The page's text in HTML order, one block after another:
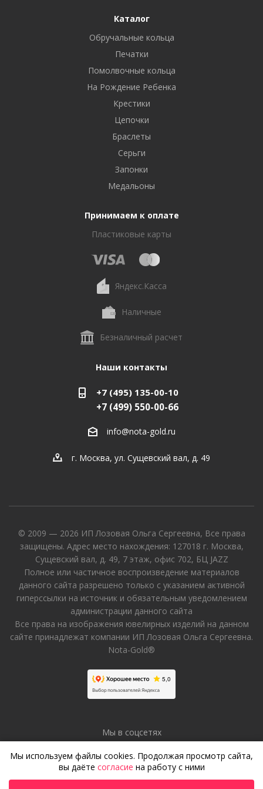
Каталог
Обручальные кольца
Печатки
Помолвочные кольца
На Рождение Ребенка
Крестики
Цепочки
Браслеты
Серьги
Запонки
Медальоны
Принимаем к оплате
Пластиковые карты
Яндекс.Касса
Наличные
Безналичный расчет
Наши контакты
+7 (495) 135-00-10
+7 (499) 550-00-66
info@nota-gold.ru
г. Москва, ул. Сущевский вал, д. 49
© 2009 — 2026 ИП Лозовая Ольга Сергеевна, Все права
защищены. Адрес место нахождения: 127018 г. Москва,
Сущевский вал, д. 49, 7 этаж, офис 702, БЦ JAZZ
Полное или частичное воспроизведение материалов
данного сайта разрешено только с указанием активной
гиперссылки на источник и обязательным уведомлением
администрации данного сайта
Все права на изображения ювелирных изделий на данном
сайте принадлежат компании ИП Лозовая Ольга Сергеевна.
Nota-Gold®
Мы в соцсетях
Мы используем файлы cookies. Продолжая просмотр сайта,
вы даёте согласие на работу с ними